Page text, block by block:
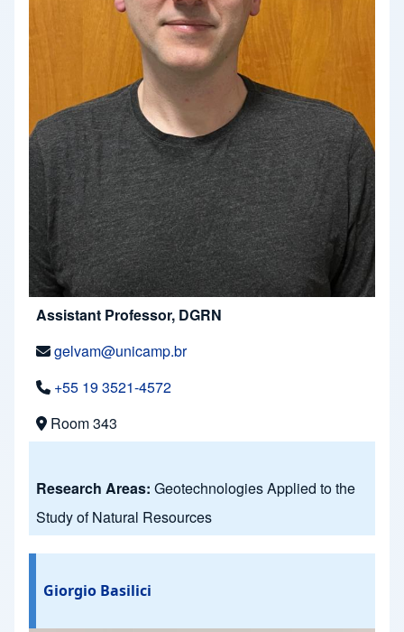
Assistant Professor, DGRN
gelvam@unicamp.br
+55 19 3521-4572
Room 343
Research Areas: Geotechnologies Applied to the
Study of Natural Resources
Giorgio Basilici